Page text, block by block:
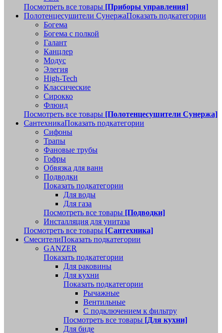
Посмотреть все товары [Приборы управления]
Полотенцесушители СунержаПоказать подкатегории
Богема
Богема с полкой
Галант
Канцлер
Модус
Элегия
High-Tech
Классические
Сирокко
Флюид
Посмотреть все товары [Полотенцесушители Сунержа]
СантехникаПоказать подкатегории
Сифоны
Трапы
Фановые трубы
Гофры
Обвязка для ванн
Подводки
Показать подкатегории
Для воды
Для газа
Посмотреть все товары [Подводки]
Инсталляция для унитаза
Посмотреть все товары [Сантехника]
СмесителиПоказать подкатегории
GANZER
Показать подкатегории
Для раковины
Для кухни
Показать подкатегории
Рычажные
Вентильные
С подключением к фильтру
Посмотреть все товары [Для кухни]
Для биде